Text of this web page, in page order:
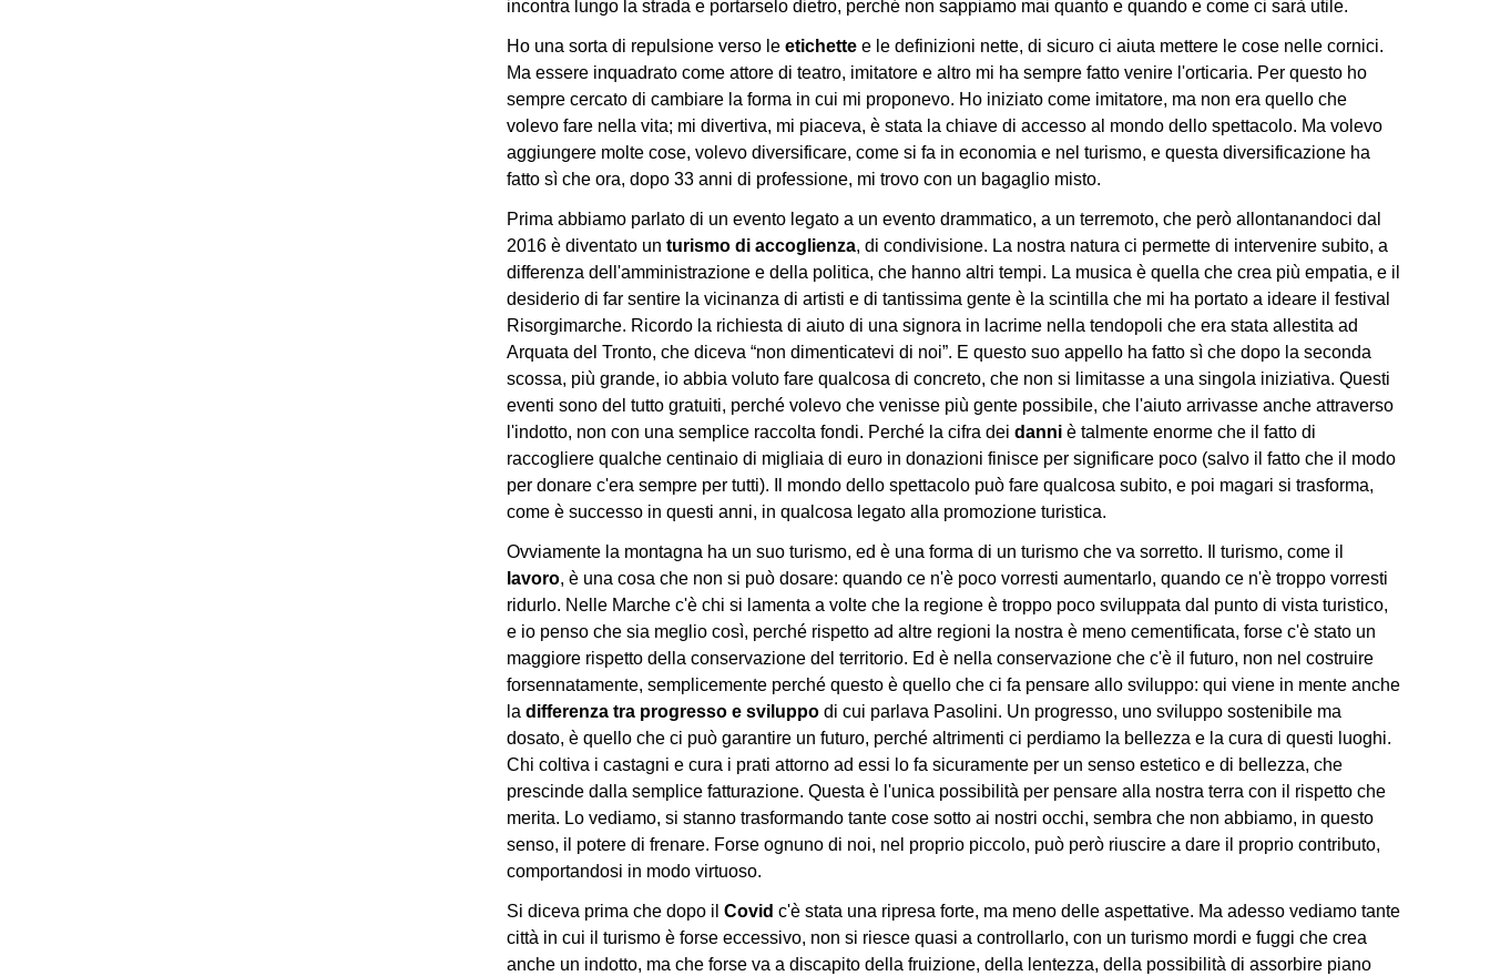
incontra lungo la strada e portarselo dietro, perché non sappiamo mai quanto e quando e come ci sarà utile.
Ho una sorta di repulsione verso le etichette e le definizioni nette, di sicuro ci aiuta mettere le cose nelle cornici.
Ma essere inquadrato come attore di teatro, imitatore e altro mi ha sempre fatto venire l'orticaria. Per questo ho
sempre cercato di cambiare la forma in cui mi proponevo. Ho iniziato come imitatore, ma non era quello che
volevo fare nella vita; mi divertiva, mi piaceva, è stata la chiave di accesso al mondo dello spettacolo. Ma volevo
aggiungere molte cose, volevo diversificare, come si fa in economia e nel turismo, e questa diversificazione ha
fatto sì che ora, dopo 33 anni di professione, mi trovo con un bagaglio misto.
Prima abbiamo parlato di un evento legato a un evento drammatico, a un terremoto, che però allontanandoci dal
2016 è diventato un turismo di accoglienza, di condivisione. La nostra natura ci permette di intervenire subito, a
differenza dell'amministrazione e della politica, che hanno altri tempi. La musica è quella che crea più empatia, e il
desiderio di far sentire la vicinanza di artisti e di tantissima gente è la scintilla che mi ha portato a ideare il festival
Risorgimarche. Ricordo la richiesta di aiuto di una signora in lacrime nella tendopoli che era stata allestita ad
Arquata del Tronto, che diceva “non dimenticatevi di noi”. E questo suo appello ha fatto sì che dopo la seconda
scossa, più grande, io abbia voluto fare qualcosa di concreto, che non si limitasse a una singola iniziativa. Questi
eventi sono del tutto gratuiti, perché volevo che venisse più gente possibile, che l'aiuto arrivasse anche attraverso
l'indotto, non con una semplice raccolta fondi. Perché la cifra dei danni è talmente enorme che il fatto di
raccogliere qualche centinaio di migliaia di euro in donazioni finisce per significare poco (salvo il fatto che il modo
per donare c'era sempre per tutti). Il mondo dello spettacolo può fare qualcosa subito, e poi magari si trasforma,
come è successo in questi anni, in qualcosa legato alla promozione turistica.
Ovviamente la montagna ha un suo turismo, ed è una forma di un turismo che va sorretto. Il turismo, come il
lavoro, è una cosa che non si può dosare: quando ce n'è poco vorresti aumentarlo, quando ce n'è troppo vorresti
ridurlo. Nelle Marche c'è chi si lamenta a volte che la regione è troppo poco sviluppata dal punto di vista turistico,
e io penso che sia meglio così, perché rispetto ad altre regioni la nostra è meno cementificata, forse c'è stato un
maggiore rispetto della conservazione del territorio. Ed è nella conservazione che c'è il futuro, non nel costruire
forsennatamente, semplicemente perché questo è quello che ci fa pensare allo sviluppo: qui viene in mente anche
la differenza tra progresso e sviluppodi cui parlava Pasolini. Un progresso, uno sviluppo sostenibile ma
dosato, è quello che ci può garantire un futuro, perché altrimenti ci perdiamo la bellezza e la cura di questi luoghi.
Chi coltiva i castagni e cura i prati attorno ad essi lo fa sicuramente per un senso estetico e di bellezza, che
prescinde dalla semplice fatturazione. Questa è l'unica possibilità per pensare alla nostra terra con il rispetto che
merita. Lo vediamo, si stanno trasformando tante cose sotto ai nostri occhi, sembra che non abbiamo, in questo
senso, il potere di frenare. Forse ognuno di noi, nel proprio piccolo, può però riuscire a dare il proprio contributo,
comportandosi in modo virtuoso.
Si diceva prima che dopo il Covid c'è stata una ripresa forte, ma meno delle aspettative. Ma adesso vediamo tante
città in cui il turismo è forse eccessivo, non si riesce quasi a controllarlo, con un turismo mordi e fuggi che crea
anche un indotto, ma che forse va a discapito della fruizione, della lentezza, della possibilità di assorbire piano